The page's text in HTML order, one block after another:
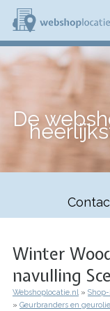
Overslaan
naar
de
inhoud
e
b
o
p
l
De
Winter
navulling
Kruimelpad
Webshoplocatie.nl
Geurbranders en geurolie